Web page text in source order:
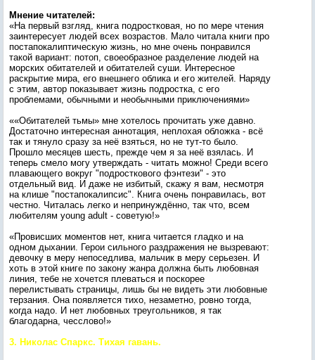
Мнение читателей:
«На первый взгляд, книга подростковая, но по мере чтения
заинтересует людей всех возрастов. Мало читала книги про
постапокалиптическую жизнь, но мне очень понравился
такой вариант: потоп, своеобразное разделение людей на
морских обитателей и обитателей суши. Интересное
раскрытие мира, его внешнего облика и его жителей. Наряду
с этим, автор показывает жизнь подростка, с его
проблемами, обычными и необычными приключениями»
««Обитателей тьмы» мне хотелось прочитать уже давно.
Достаточно интересная аннотация, неплохая обложка - всё
так и тянуло сразу за неё взяться, но не тут-то было.
Прошло месяцев шесть, прежде чем я за неё взялась. И
теперь смело могу утверждать - читать можно! Среди всего
плавающего вокруг "подросткового фэнтези" - это
отдельный вид. И даже не избитый, скажу я вам, несмотря
на клише "постапокалипсис". Книга очень понравилась, вот
честно. Читалась легко и непринуждённо, так что, всем
любителям young adult - советую!»
«Провисших моментов нет, книга читается гладко и на
одном дыхании. Герои сильного раздражения не вызревают:
девочку в меру непоседлива, мальчик в меру серьезен. И
хоть в этой книге по закону жанра должна быть любовная
линия, тебе не хочется плеваться и поскорее
перелистывать страницы, лишь бы не видеть эти любовные
терзания. Она появляется тихо, незаметно, ровно тогда,
когда надо. И нет любовных треугольников, я так
благодарна, чесслово!»
3. Николас Спаркс. Тихая гавань.